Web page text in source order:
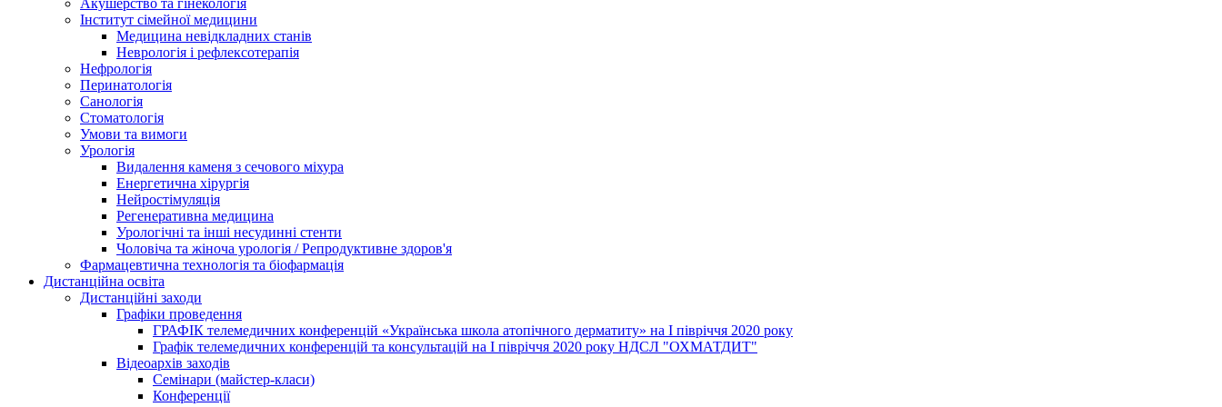
Акушерство та гінекологія
Інститут сімейної медицини
Медицина невідкладних станів
Неврологія і рефлексотерапія
Нефрологія
Перинатологія
Санологія
Стоматологія
Умови та вимоги
Урологія
Видалення каменя з сечового міхура
Енергетична хірургія
Нейростімуляція
Регенеративна медицина
Урологічні та інші несудинні стенти
Чоловіча та жіноча урологія / Репродуктивне здоров'я
Фармацевтична технологія та біофармація
Дистанційна освіта
Дистанційні заходи
Графіки проведення
ГРАФІК телемедичних конференцій «Українська школа атопічного дерматиту» на І півріччя 2020 року
Графік телемедичних конференцій та консультацій на І півріччя 2020 року НДСЛ "ОХМАТДИТ"
Відеоархів заходів
Семінари (майстер-класи)
Конференції